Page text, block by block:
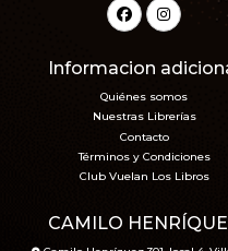
Informacion
Quiénes somos
Nuestras Librerías
Contacto
Términos y Condiciones
Club Vuelan Los Libros
CAMILO